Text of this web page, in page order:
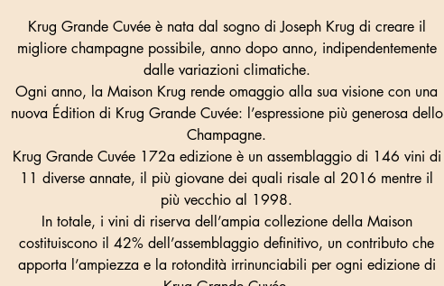
Krug Grande Cuvée è nata dal sogno di Joseph Krug di creare il
migliore champagne possibile, anno dopo anno, indipendentemente
dalle variazioni climatiche.
Ogni anno, la Maison Krug rende omaggio alla sua visione con una
nuova Édition di Krug Grande Cuvée: l’espressione più generosa dello
Champagne.
Krug Grande Cuvée 172a edizione è un assemblaggio di 146 vini di
11 diverse annate, il più giovane dei quali risale al 2016 mentre il
più vecchio al 1998.
In totale, i vini di riserva dell’ampia collezione della Maison
costituiscono il 42% dell’assemblaggio definitivo, un contributo che
apporta l’ampiezza e la rotondità irrinunciabili per ogni edizione di